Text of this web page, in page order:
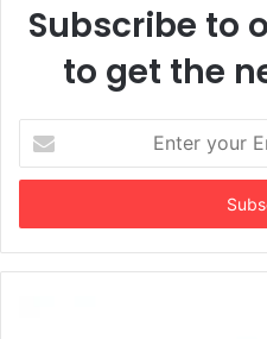
Subscribe to
to get the
your
Email